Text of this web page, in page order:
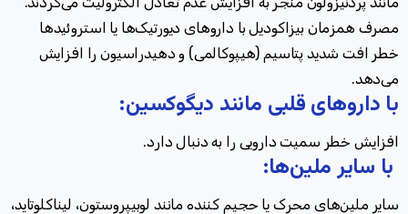
مصرف همزمان بیزاکودیل با داروهای دیورتیک‌ها یا استروئیدها
خطر افت شدید پتاسیم (هیپوکالمی) و دهیدراسیون را افزایش
می‌دهد.
با داروهای قلبی مانند دیگوکسین:
افزایش خطر سمیت دارویی را به دنبال دارد.
با سایر ملین‌ها:
سایر ملین‌های محرک یا حجیم کننده مانند لوبیپروستون، لیناکلوتاید،